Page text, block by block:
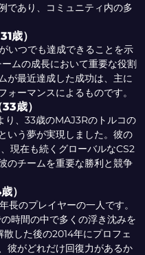
であり、コミュニティ内の多
歳）
いつでも達成できることを示
ムの成長において重要な役割
が最近達成した成功は、主に
ーマンスによるものです。
歳）
、33歳のMAJ3Rのトルコの
いう夢が実現しました。彼の
現在も続くグローバルなCS2
のチームを重要な勝利と競争
）
のプレイヤーの一人です。
時間の中で多くの浮き沈みを
した後の2014年にプロフェ
彼がどれだけ回復力があるか